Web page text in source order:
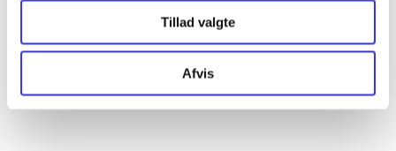
Tillad valgte
Afvis
Artikler
Alle registrerede artikler fordelt på udgivelser